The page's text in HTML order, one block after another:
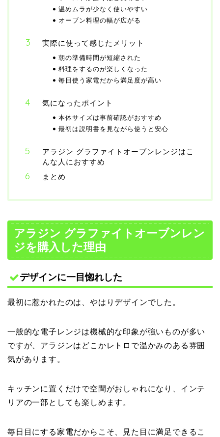
温めムラが少なく使いやすい
オーブン料理の幅が広がる
実際に使って感じたメリット
朝の準備時間が短縮された
料理をするのが楽しくなった
毎日使う家電だから満足度が高い
気になったポイント
本体サイズは事前確認がおすすめ
最初は説明書を見ながら使うと安心
アラジン グラファイトオーブンレンジはこ
んな人におすすめ
まとめ
アラジン グラファイトオーブンレン
ジを購入した理由
デザインに一目惚れした
最初に惹かれたのは、やはりデザインでした。
一般的な電子レンジは機械的な印象が強いものが多い
ですが、アラジンはどこかレトロで温かみのある雰囲
気があります。
キッチンに置くだけで空間がおしゃれになり、インテ
リアの一部としても楽しめます。
毎日目にする家電だからこそ、見た目に満足できるこ